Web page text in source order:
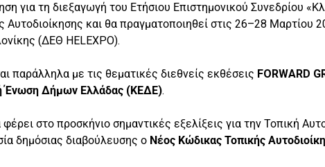
για τη διεξαγωγή του Ετήσιου Επιστημονικού Συνεδρίου
και θα πραγματοποιηθεί στις 26–28 Μαρτίου
(ΔΕΘ HELEXPO).
παράλληλα με τις θεματικές διεθνείς εκθέσεις FORWARD
Ένωση Δήμων Ελλάδας (ΚΕΔΕ).
στο προσκήνιο σημαντικές εξελίξεις για την Τοπική
δημόσιας διαβούλευσης ο Νέος Κώδικας Τοπικής